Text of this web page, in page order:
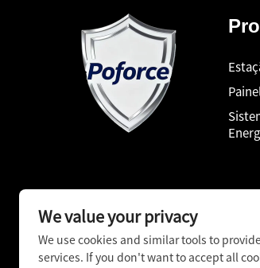
We value your privacy
We use cookies and similar tools to
services. If you don't want to accept all